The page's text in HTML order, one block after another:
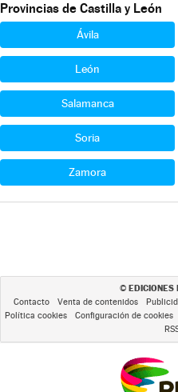
Provincias de Castilla y León
Ávila
León
Salamanca
Soria
Zamora
© EDICIONES
Contacto Venta de contenidos
Política cookies
Configuración de cookies